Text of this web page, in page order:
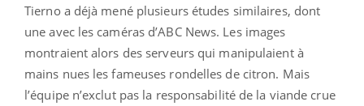
Tierno a déjà mené plusieurs études similaires, dont
une avec les caméras d’ABC News. Les images
montraient alors des serveurs qui manipulaient à
mains nues les fameuses rondelles de citron. Mais
l’équipe n’exclut pas la responsabilité de la viande crue